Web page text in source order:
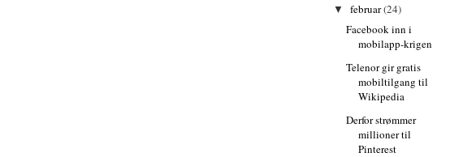
▼ februar(24)
Facebook inn i
mobilapp-krigen
Telenor gir gratis
mobiltilgang til
Wikipedia
Derfor strømmer
millioner til
Pinterest